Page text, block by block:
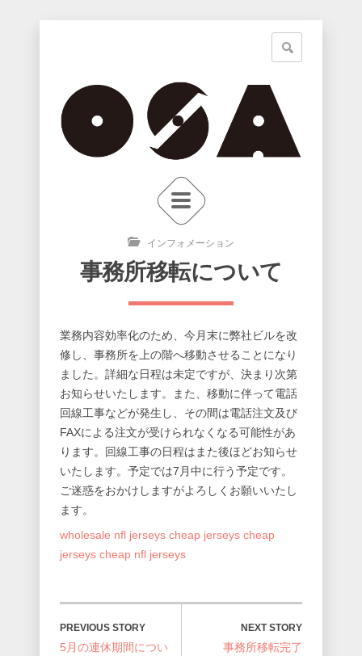
インフォメーション
事務所移転について
業務内容効率化のため、今月末に弊社ビルを改
修し、事務所を上の階へ移動させることになり
ました。詳細な日程は未定ですが、決まり次第
お知らせいたします。また、移動に伴って電話
回線工事などが発生し、その間は電話注文及び
FAXによる注文が受けられなくなる可能性があ
ります。回線工事の日程はまた後ほどお知らせ
いたします。予定では7月中に行う予定です。
ご迷惑をおかけしますがよろしくお願いいたし
ます。
wholesale nfl jerseys cheap jerseys cheap
jerseys cheap nfl jerseys
PREVIOUS STORY
5月の連休期間につい
NEXT STORY
事務所移転完了